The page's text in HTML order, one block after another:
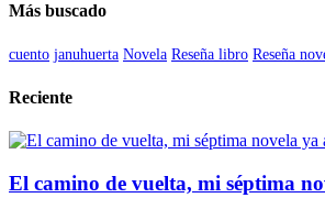
Más buscado
cuento januhuerta Novela Reseña libro Reseña
Reciente
El camino de vuelta, mi séptima